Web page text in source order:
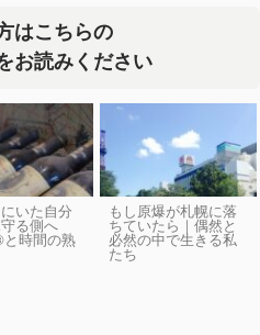
はこちらの
お読みください
いた自分
る側へ
時間の熟
もし原爆が札幌に落
ちていたら｜偶然と
必然の中で生きる私
たち